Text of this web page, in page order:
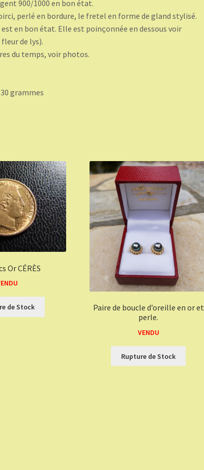
900/1000 en bon état.
perlé en bordure, le fretel en forme de gland stylisé.
en bon état. Elle est poinçonnée en dessous voir
de lys).
du temps, voir photos.
grammes
Or CÉRÈS
de Stock
Paire de boucle d’oreille en or et
perle.
VENDU
Rupture de Stock